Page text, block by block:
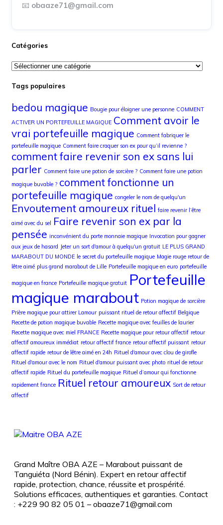
📧 obaaze71@gmail.com
Catégories
Tags populaires
bedou magique Bougie pour éloigner une personne COMMENT
ACTIVER UN PORTEFEUILLE MAGIQUE Comment avoir le
vrai portefeuille magique Comment fabriquer le
portefeuille magique Comment faire craquer son ex pour qu’il revienne ?
comment faire revenir son ex sans lui
parler Comment faire une potion de sorcière ? Comment faire une potion
magique buvable ? comment fonctionne un
portefeuille magique congeler le nom de quelqu'un
Envoutement amoureux rituel faire revenir l’être
aimé avec du sel
Faire revenir son ex par la
pensée inconvénient du porte monnaie magique Invocation pour gagner
aux jeux de hasard Jeter un sort d'amour à quelqu'un gratuit LE PLUS GRAND
MARABOUT DU MONDE le secret du portefeuille magique Magie rouge retour de
lêtre aimé plus grand marabout de Lille Portefeuille magique en euro portefeuille
magique en france Portefeuille magique gratuit Portefeuille
magique marabout Potion magique de sorcière
Prière magique pour attirer Lamour puissant rituel de retour affectif Belgique
Recette de potion magique buvable Recette magique avec feuilles de laurier
Recette magique avec miel FRANCE Recette magique pour retour affectif retour
affectif amoureux immédiat retour affectif france retour affectif puissant retour
affectif rapide retour de lêtre aimé en 24h Rituel d'amour avec clou de girofle
Rituel d'amour avec le nom Rituel d'amour puissant avec photo rituel de retour
affectif rapide Rituel du portefeuille magique Rituel d’amour qui fonctionne
rapidement france Rituel retour amoureux Sort de retour
affectif
Grand Maître OBA AZE – Marabout puissant de
Tanguiéta (Nord Bénin). Expert en retour affectif
rapide, protection, chance, réussite et prospérité.
Solutions efficaces, authentiques et garanties. Contact
: +229 90 82 05 01 – obaaze71@gmail.com